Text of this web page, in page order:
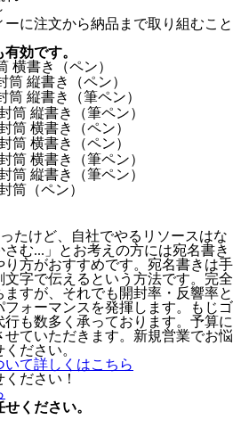
に注文から納品まで取り組むこと
効です。
横書き（ペン）
筒 縦書き（ペン）
筒 縦書き（筆ペン）
筒 縦書き（筆ペン）
筒 横書き（ペン）
筒 横書き（ペン）
筒 横書き（筆ペン）
筒 縦書き（筆ペン）
筒（ペン）
たけど、自社でやるリソースはな
む...」とお考えの方には宛名書き
方がおすすめです。宛名書きは手
字で伝えるという方法です。完全
すが、それでも開封率・反響率と
フォーマンスを発揮します。もじゴ
も数多く承っております。予算に
ていただきます。新規営業でお悩
ださい。
て詳しくはこちら
ださい！
ください。